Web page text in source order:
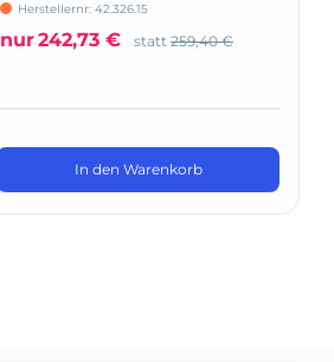
Herstellernr: 42.326.15
nur242,73 € statt 259,40 €
In den Warenkorb